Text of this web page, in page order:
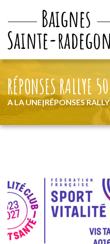
A LA UNE|RÉPONSES
RÉPONSES RALLYE